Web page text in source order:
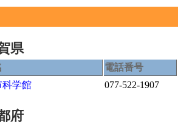
県
電話番号
科学館
077-522-1907
府